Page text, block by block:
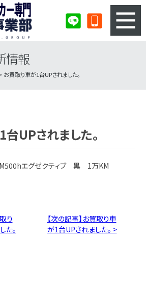
定
情報
お買取り車が1台UPされました。
UPされました。
エグゼクティブ 黒 1万KM
り
た。
【次の記事】お買取り車
が1台UPされました。 >